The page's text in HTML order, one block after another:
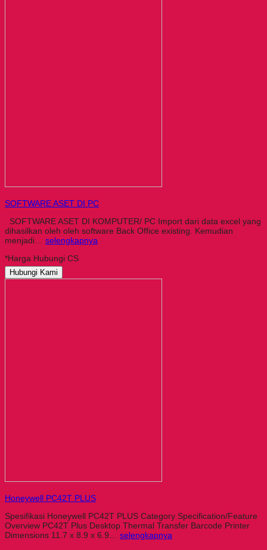
SOFTWARE ASET DI PC
SOFTWARE ASET DI KOMPUTER/ PC Import dari data excel yang
dihasilkan oleh oleh software Back Office existing. Kemudian
menjadi… selengkapnya
*Harga Hubungi CS
Hubungi Kami
Honeywell PC42T PLUS
Spesifikasi Honeywell PC42T PLUS Category Specification/Feature
Overview PC42T Plus Desktop Thermal Transfer Barcode Printer
Dimensions 11.7 x 8.9 x 6.9… selengkapnya